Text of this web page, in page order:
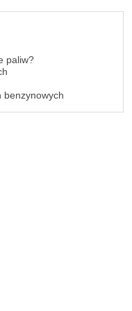
paliw?
benzynowych